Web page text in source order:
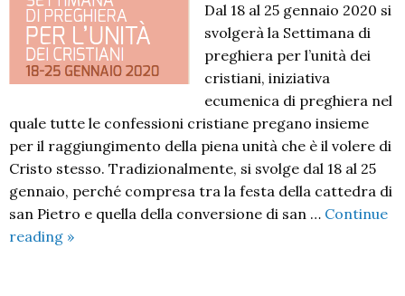
Dal 18 al 25 gennaio 2020 si
svolgerà la Settimana di
preghiera per l’unità dei
cristiani, iniziativa
ecumenica di preghiera nel
quale tutte le confessioni cristiane pregano insieme
per il raggiungimento della piena unità che è il volere di
Cristo stesso. Tradizionalmente, si svolge dal 18 al 25
gennaio, perché compresa tra la festa della cattedra di
san Pietro e quella della conversione di san … Continue
reading Ci
»